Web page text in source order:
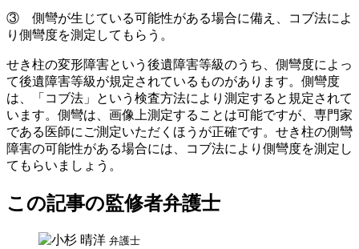
③ 側彎が生じている可能性がある場合に備え、コブ法によ
り側彎度を測定してもらう。
せき柱の変形障害という後遺障害等級のうち、側彎度によっ
て後遺障害等級が規定されているものがあります。側彎度
は、「コブ法」という検査方法により測定すると規定されて
います。側彎は、画像上測定することは可能ですが、専門家
である医師にご測定いただくほうが正確です。せき柱の側彎
障害の可能性がある場合には、コブ法により側彎度を測定し
てもらいましょう。
この記事の監修者弁護士
弁護士